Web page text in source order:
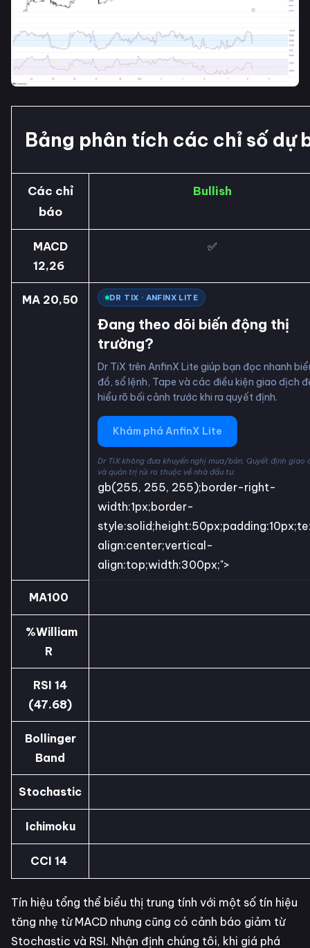
Bảng phân tích các chỉ số dự
Các chỉ
báo
Bullish
MACD
12,26
✅
MA 20,50 DR TIX · ANFINX LITE
Đang theo dõi biến động thị
trường?
Dr TiX trên AnfinX Lite giúp bạn đọc nhanh
đồ, sổ lệnh, Tape và các điều kiện giao dịch
hiểu rõ bối cảnh trước khi ra quyết định.
Khám phá AnfinX Lite
Dr TiX không đưa khuyến nghị mua/bán. Quyết định giao
và quản trị rủi ro thuộc về nhà đầu tư.
gb(255, 255, 255);border-right-
width:1px;border-
align:center;vertical-
align:top;width:300px;">
MA100
%William
R
RSI 14
(47.68)
Bollinger
Band
Stochastic
Ichimoku
CCI 14
Tín hiệu tổng thể biểu thị trung tính với một số tín hiệu
tăng nhẹ từ MACD nhưng cũng có cảnh báo giảm từ
Stochastic và RSI. Nhận định chúng tôi, khi giá phá